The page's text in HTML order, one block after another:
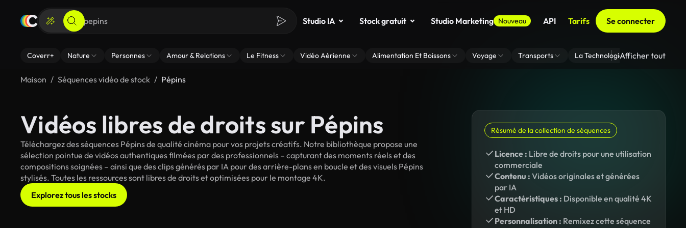
Studio IA Stock gratuit Studio Marketing Nouveau API Tarifs Se connecter
Coverr+ Nature Personnes Amour & Relations Le Fitness Vidéo Aérienne Alimentation Et Boissons Voyage Transports La Technologie Zoom En
Afficher tout
Maison Séquences vidéo de stock Pépins
Vidéos libres de droits sur Pépins
Téléchargez des séquences Pépins de qualité cinéma pour vos projets créatifs. Notre bibliothèque propose une
sélection pointue de vidéos authentiques filmées par des professionnels – capturant des moments réels et des
compositions soignées – ainsi que des clips générés par IA pour des arrière-plans en boucle et des visuels Pépins
stylisés. Toutes les ressources sont libres de droits et optimisées pour le montage 4K.
Explorez tous les stocks
Résumé de la collection de séquences
Licence : Libre de droits pour une utilisation
commerciale
Contenu : Vidéos originales et générées
par IA
Caractéristiques : Disponible en qualité 4K
et HD
Personnalisation : Remixez cette séquence